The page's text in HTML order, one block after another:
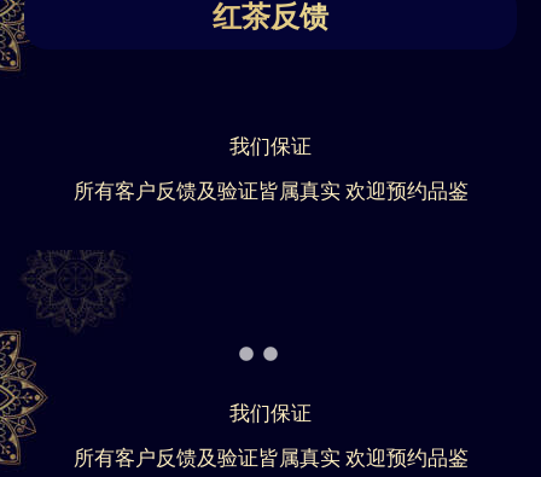
红茶反馈
我们保证
所有客户反馈及验证皆属真实 欢迎预约品鉴
我们保证
所有客户反馈及验证皆属真实 欢迎预约品鉴